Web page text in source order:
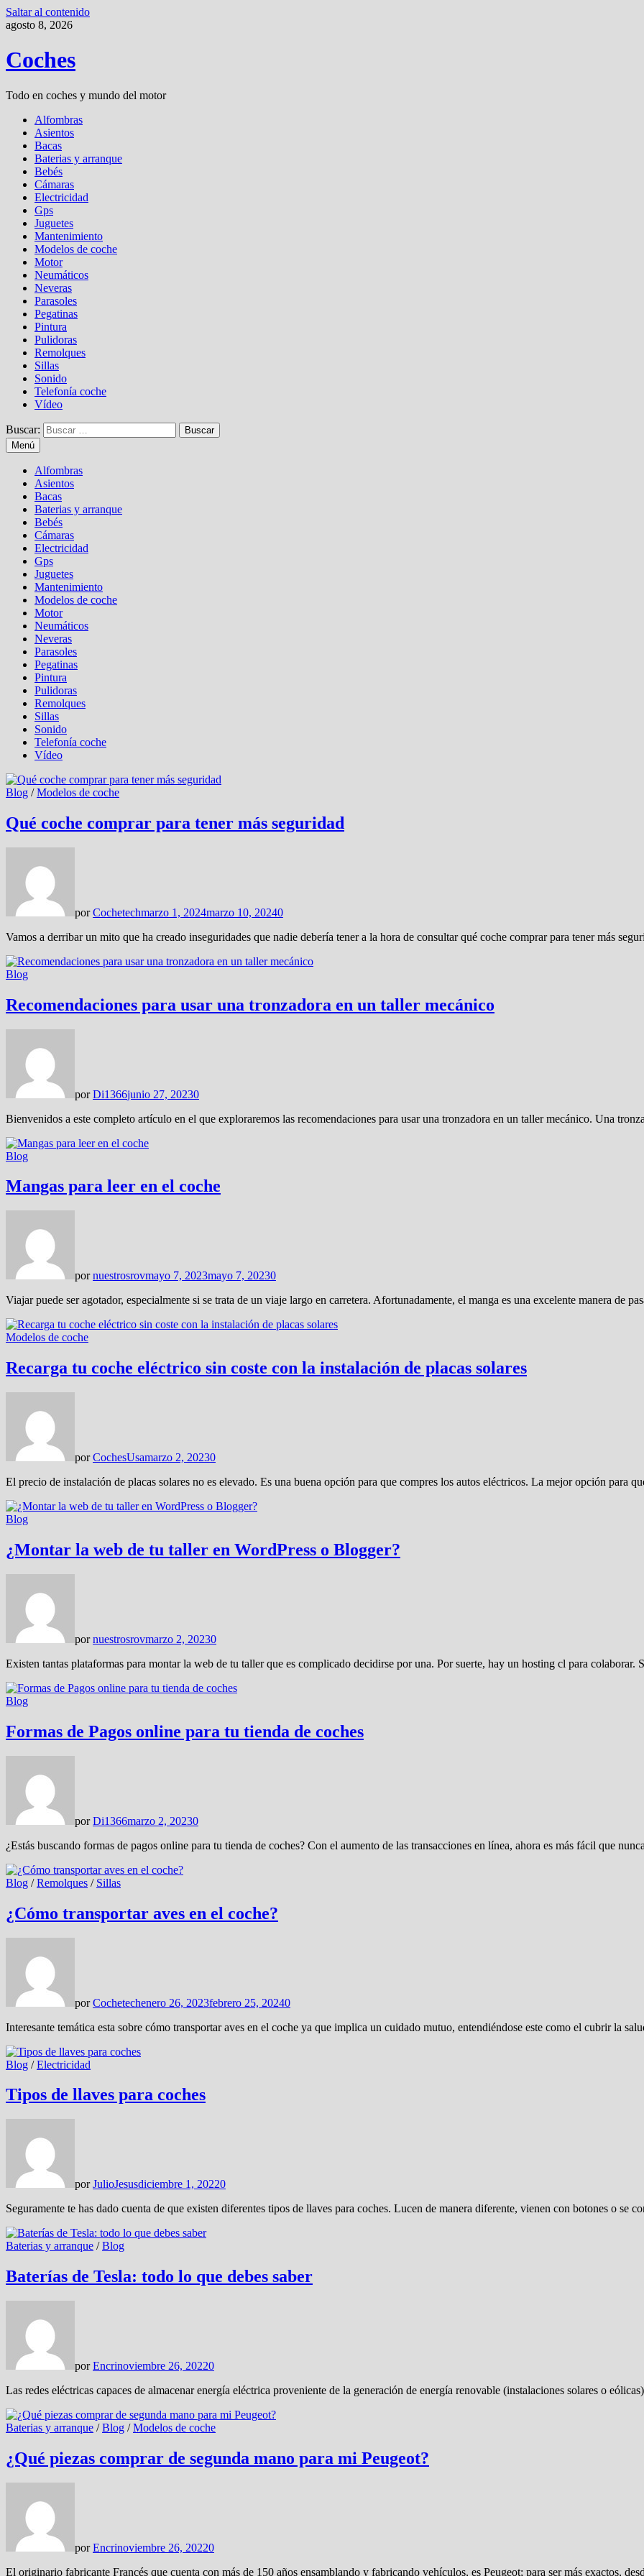
Saltar al contenido
agosto 8, 2026
Coches
Todo en coches y mundo del motor
Alfombras
Asientos
Bacas
Baterias y arranque
Bebés
Cámaras
Electricidad
Gps
Juguetes
Mantenimiento
Modelos de coche
Motor
Neumáticos
Neveras
Parasoles
Pegatinas
Pintura
Pulidoras
Remolques
Sillas
Sonido
Telefonía coche
Vídeo
Buscar:
Menú
Alfombras
Asientos
Bacas
Baterias y arranque
Bebés
Cámaras
Electricidad
Gps
Juguetes
Mantenimiento
Modelos de coche
Motor
Neumáticos
Neveras
Parasoles
Pegatinas
Pintura
Pulidoras
Remolques
Sillas
Sonido
Telefonía coche
Vídeo
Blog /Modelos de coche
Qué coche comprar para tener más seguridad
porCochetechmarzo 1, 2024marzo 10, 20240
Vamos a derribar un mito que ha creado inseguridades que nadie debería tener a la hora de consultar qué coche comprar para tener más
Blog
Recomendaciones para usar una tronzadora en un taller mecánico
porDi1366junio 27, 20230
Bienvenidos a este completo artículo en el que exploraremos las recomendaciones para usar una tronzadora en un taller mecánico. Una
Blog
Mangas para leer en el coche
pornuestrosrovmayo 7, 2023mayo 7, 20230
Viajar puede ser agotador, especialmente si se trata de un viaje largo en carretera. Afortunadamente, el manga es una excelente manera de
Modelos de coche
Recarga tu coche eléctrico sin coste con la instalación de placas solares
porCochesUsamarzo 2, 20230
El precio de instalación de placas solares no es elevado. Es una buena opción para que compres los autos eléctricos. La mejor opción para
Blog
¿Montar la web de tu taller en WordPress o Blogger?
pornuestrosrovmarzo 2, 20230
Existen tantas plataformas para montar la web de tu taller que es complicado decidirse por una. Por suerte, hay un hosting cl para colaborar.
Blog
Formas de Pagos online para tu tienda de coches
porDi1366marzo 2, 20230
¿Estás buscando formas de pagos online para tu tienda de coches? Con el aumento de las transacciones en línea, ahora es más fácil que
Blog /Remolques / Sillas
¿Cómo transportar aves en el coche?
porCochetechenero 26, 2023febrero 25, 20240
Interesante temática esta sobre cómo transportar aves en el coche ya que implica un cuidado mutuo, entendiéndose este como el cubrir la
Blog /Electricidad
Tipos de llaves para coches
porJulioJesusdiciembre 1, 20220
Seguramente te has dado cuenta de que existen diferentes tipos de llaves para coches. Lucen de manera diferente, vienen con botones o se
Baterias y arranque /Blog
Baterías de Tesla: todo lo que debes saber
porEncrinoviembre 26, 20220
Las redes eléctricas capaces de almacenar energía eléctrica proveniente de la generación de energía renovable (instalaciones solares o
Baterias y arranque /Blog /Modelos de coche
¿Qué piezas comprar de segunda mano para mi Peugeot?
porEncrinoviembre 26, 20220
El originario fabricante Francés que cuenta con más de 150 años ensamblando y fabricando vehículos, es Peugeot; para ser más exactos,